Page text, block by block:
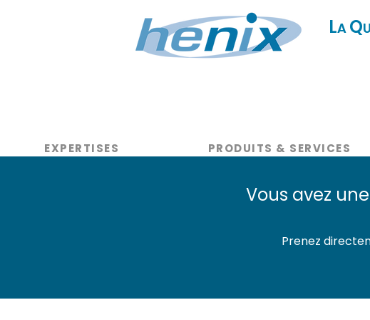
LA Q
EXPERTISES PRODUITS & SERVICES
Vous avez
Prenez